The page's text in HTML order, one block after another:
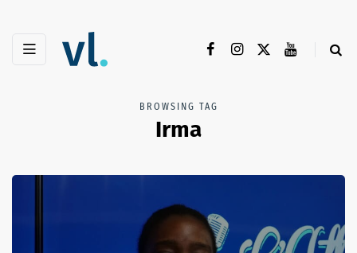
BROWSING TAG
Irma